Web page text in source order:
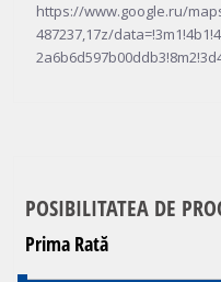
https://www.google.ru/
487237,17z/
POSIBILITATEA DE
Prima Rată